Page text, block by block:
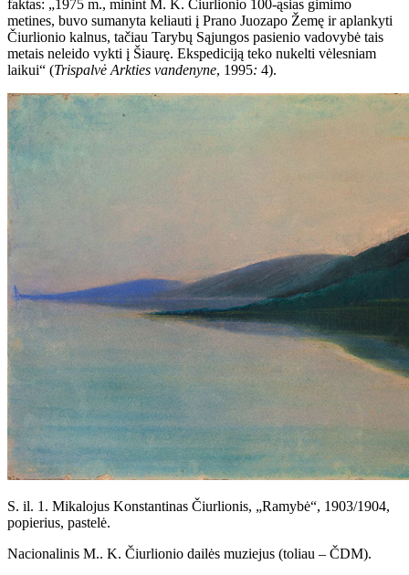
faktas: „1975 m., minint M. K. Čiurlionio 100-ąsias gimimo
metines, buvo sumanyta keliauti į Prano Juozapo Žemę ir aplankyti
Čiurlionio kalnus, tačiau Tarybų Sąjungos pasienio vadovybė tais
metais neleido vykti į Šiaurę. Ekspediciją teko nukelti vėlesniam
laikui“ (Trispalvė Arkties vandenyne, 1995: 4).
S. il. 1. Mikalojus Konstantinas Čiurlionis, „Ramybė“, 1903/1904,
popierius, pastelė.
Nacionalinis M.. K. Čiurlionio dailės muziejus (toliau – ČDM).